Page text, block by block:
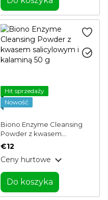
Hit sprzedaży
Nowość
Biono Enzyme Cleansing
Powder z kwasem
salicylowym i kalaminą 50 g
€12
Ceny hurtowe
Do koszyka